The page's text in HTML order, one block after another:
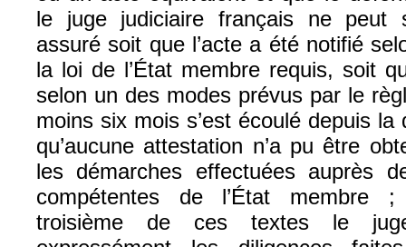
le juge judiciaire français ne peut
assuré soit que l’acte a été notifié
la loi de l’État membre requis, soit
selon un des modes prévus par le
moins six mois s’est écoulé depuis la
qu’aucune attestation n’a pu être
les démarches effectuées auprès
compétentes de l’État membre ;
troisième de ces textes le